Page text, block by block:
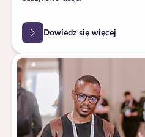
Dowiedz się więcej